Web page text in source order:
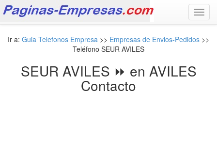
Ir a: Guia Telefonos Empresa >> Empresas de Envios-Pedidos >>
Teléfono SEUR AVILES
SEUR AVILES ⏩ en AVILES
Contacto